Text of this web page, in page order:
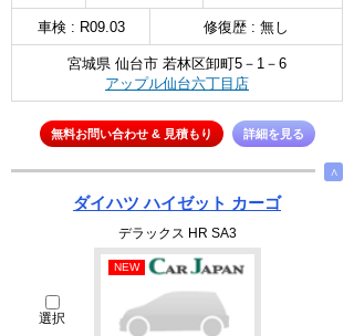
車検 : R09.03 修復歴 : 無し
宮城県 仙台市 若林区卸町5－1－6
アップル仙台六丁目店
無料お問い合わせ & 見積もり 詳細を見る
∧
ダイハツ ハイゼット カーゴ
デラックス HR SA3
選択
NEW